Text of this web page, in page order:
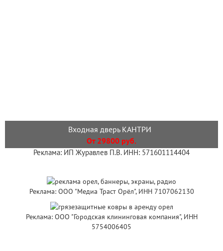
Входная дверь КАНТРИ
От 29800 руб.
Реклама: ИП Журавлев П.В. ИНН: 571601114404
Реклама: ООО "Медиа Траст Орёл", ИНН 7107062130
Реклама: ООО "Городская клининговая компания", ИНН
5754006405